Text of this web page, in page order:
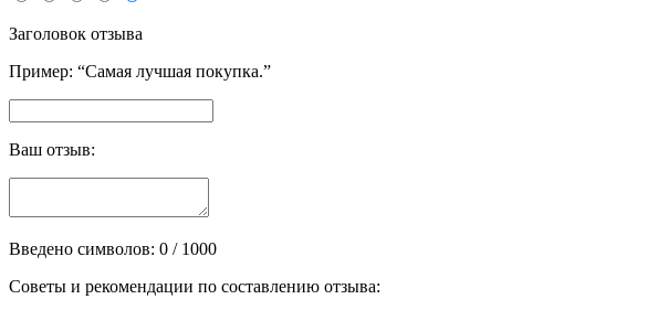
Заголовок отзыва
Пример: “Самая лучшая покупка.”
Ваш отзыв:
Введено символов: 0 / 1000
Советы и рекомендации по составлению отзыва: